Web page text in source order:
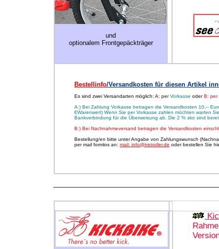
und
optionalem Frontgepäckträger
Bestellinfo/Versandkosten für diesen Artikel
Es sind zwei Versandarten möglich: A: perVorkasse oderB: per
A:) Bei Zahlung Vorkasse betragen die Versandkosten 10,--
€Warenwert) Wenn Sie per Vorkasse zahlen möchten warten
Bankverbindung für die Überweisung ab. Die 2 % sko sind
B:) Bei Nachnahmeversand betragen die Versandkosten
Bestellung/en bitte unter Angabe von Zahlungswunsch
per mail formlos an: mail: info@tretroller.de oder bestellen Sie